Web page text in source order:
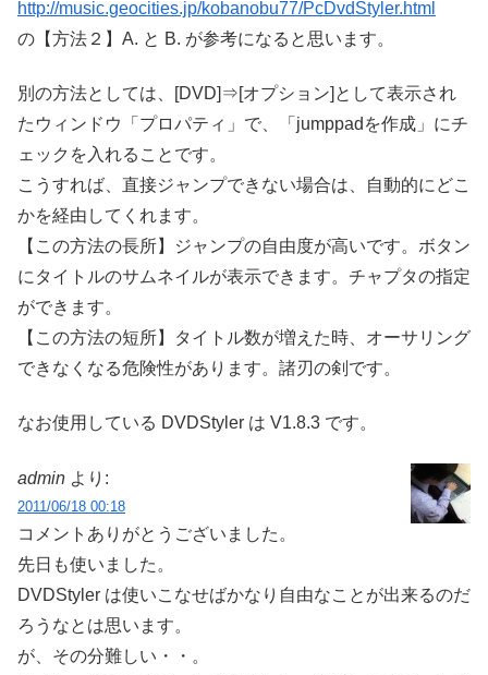
http://music.geocities.jp/kobanobu77/PcDvdStyler.html
の【方法２】A. と B. が参考になると思います。
別の方法としては、[DVD]⇒[オプション]として表示され
たウィンドウ「プロパティ」で、「jumppadを作成」にチ
ェックを入れることです。
こうすれば、直接ジャンプできない場合は、自動的にどこ
かを経由してくれます。
【この方法の長所】ジャンプの自由度が高いです。ボタン
にタイトルのサムネイルが表示できます。チャプタの指定
ができます。
【この方法の短所】タイトル数が増えた時、オーサリング
できなくなる危険性があります。諸刃の剣です。
なお使用している DVDStyler は V1.8.3 です。
admin より:
2011/06/18 00:18
コメントありがとうございました。
先日も使いました。
DVDStyler は使いこなせばかなり自由なことが出来るのだ
ろうなとは思います。
が、その分難しい・・。